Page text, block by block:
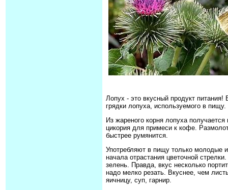
Лопух - это вкусный продукт
грядки лопуха, используемого в
Из жареного корня лопуха
цикория для примеси к кофе.
быстрее румянится.
Употребляют в пищу только молодые
начала отрастания цветочной
зелень. Правда, вкус несколько
надо мелко резать. Вкуснее, чем
яичницу, суп, гарнир.